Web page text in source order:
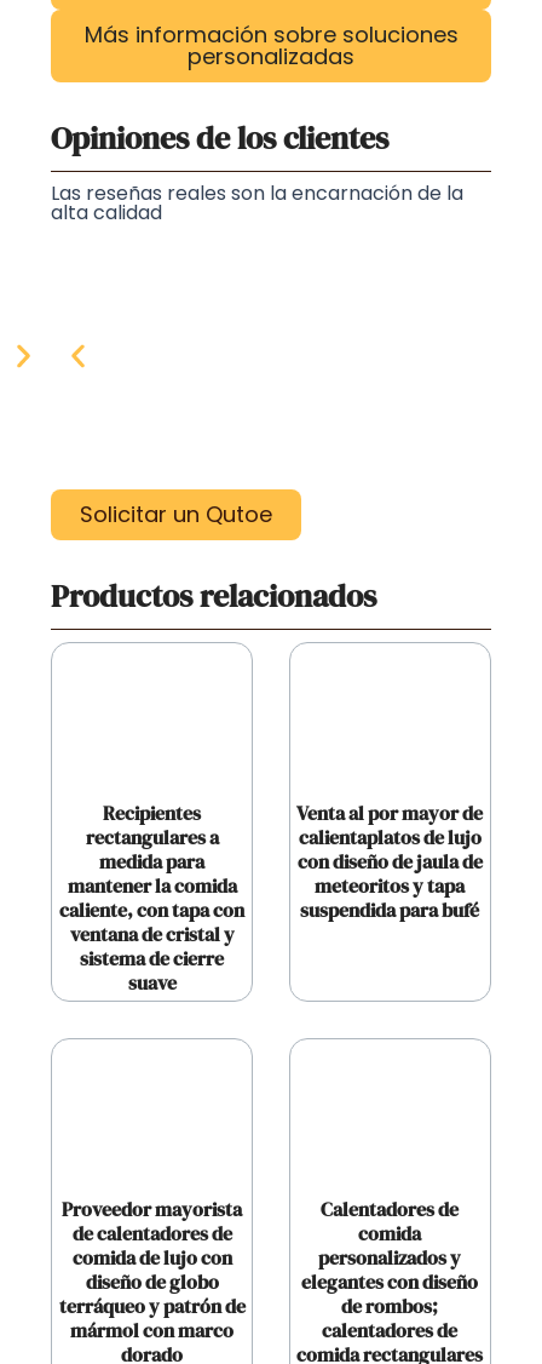
Más información sobre soluciones
personalizadas
Opiniones de los clientes
Las reseñas reales son la encarnación de la
alta calidad
Solicitar un Qutoe
Productos relacionados
Recipientes
rectangulares a
medida para
mantener la comida
caliente, con tapa con
ventana de cristal y
sistema de cierre
suave
Venta al por mayor de
calientaplatos de lujo
con diseño de jaula de
meteoritos y tapa
suspendida para bufé
Proveedor mayorista
de calentadores de
comida de lujo con
diseño de globo
terráqueo y patrón de
mármol con marco
dorado
Calentadores de
comida
personalizados y
elegantes con diseño
de rombos;
calentadores de
comida rectangulares